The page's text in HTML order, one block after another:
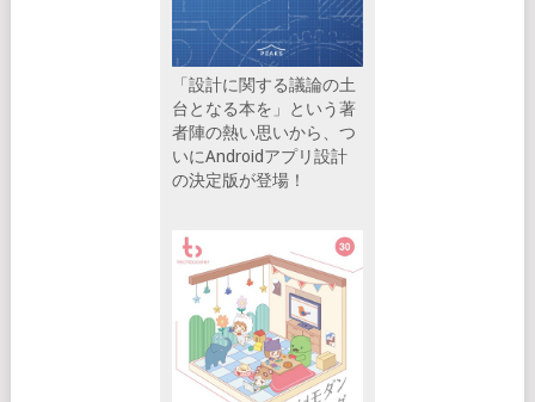
「設計に関する議論の土
台となる本を」という著
者陣の熱い思いから、つ
いにAndroidアプリ設計
の決定版が登場！